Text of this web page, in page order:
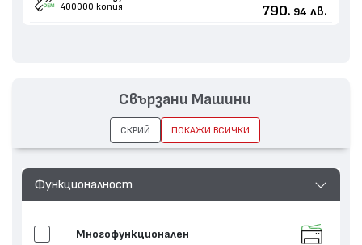
400000 копия
790. 94 лв.
Функционалност
Многофункционален
Свързани Машини
СКРИЙ ПОКАЖИ ВСИЧКИ